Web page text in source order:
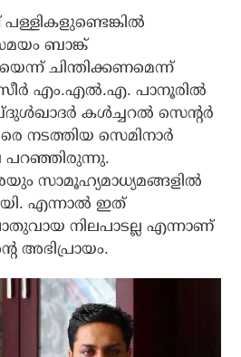
ബാങ്ക്
ചിന്തിക്കണമെന്ന്
എം.എല്‍.എ. പാനൂരില്‍
കള്‍ച്ചറല്‍ സെന്റര്‍
നടത്തിയ സെമിനാര്‍
പറഞ്ഞിരുന്നു.
സാമൂഹ്യമാധ്യമങ്ങളില്‍
എന്നാല്‍ ഇത്
നിലപാടല്ല എന്നാണ്
അഭിപ്രായം.